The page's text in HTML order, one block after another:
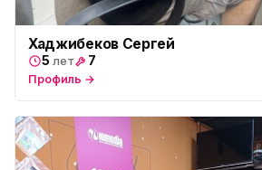
ю ул. Тверская 60, Колпино
Хаджибеков Сергей
5 лет 7
Профиль →